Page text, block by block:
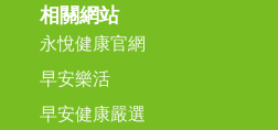
相關網站
永悅健康官網
早安樂活
早安健康嚴選